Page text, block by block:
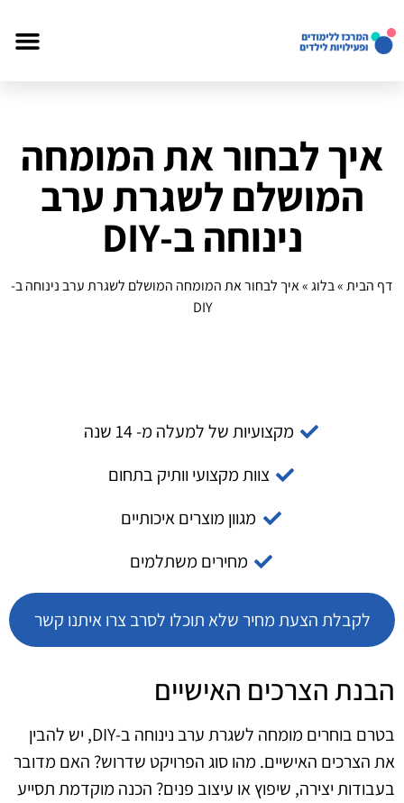
איך לבחור את המומחה
המושלם לשגרת ערב
נינוחה ב-DIY
דף הבית»בלוג»איך לבחור את המומחה המושלם לשגרת ערב נינוחה ב-
DIY
מקצועיות של למעלה מ- 14 שנה
צוות מקצועי וותיק בתחום
מגוון מוצרים איכותיים
מחירים משתלמים
לקבלת הצעת מחיר שלא תוכלו לסרב צרו איתנו קשר
הבנת הצרכים האישיים
בטרם בוחרים מומחה לשגרת ערב נינוחה ב-DIY, יש להבין
את הצרכים האישיים. מהו סוג הפרויקט שדרוש? האם מדובר
בעבודות יצירה, שיפוץ או עיצוב פנים? הכנה מוקדמת תסייע